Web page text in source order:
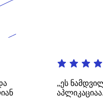
„ეს ნამდვილად
აპლიკაციაა. ის